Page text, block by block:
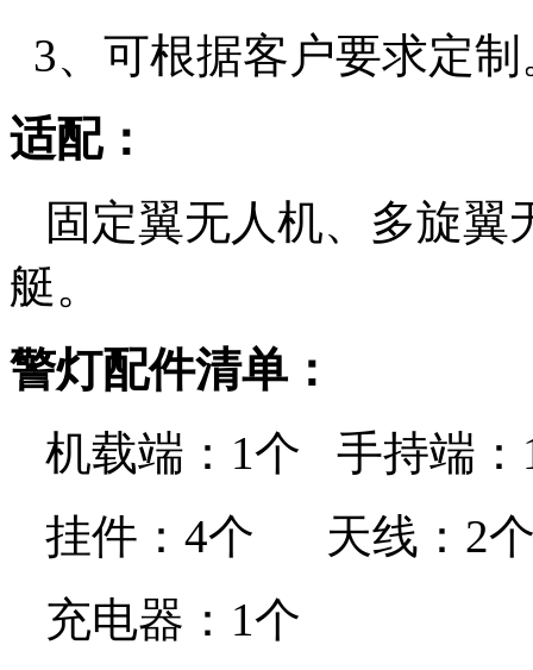
3、可根据客户要求定制
适配：
固定翼无人机、多旋翼
艇。
警灯配件清单：
机载端：1个 手持端
挂件：4个 天线：2
充电器：1个